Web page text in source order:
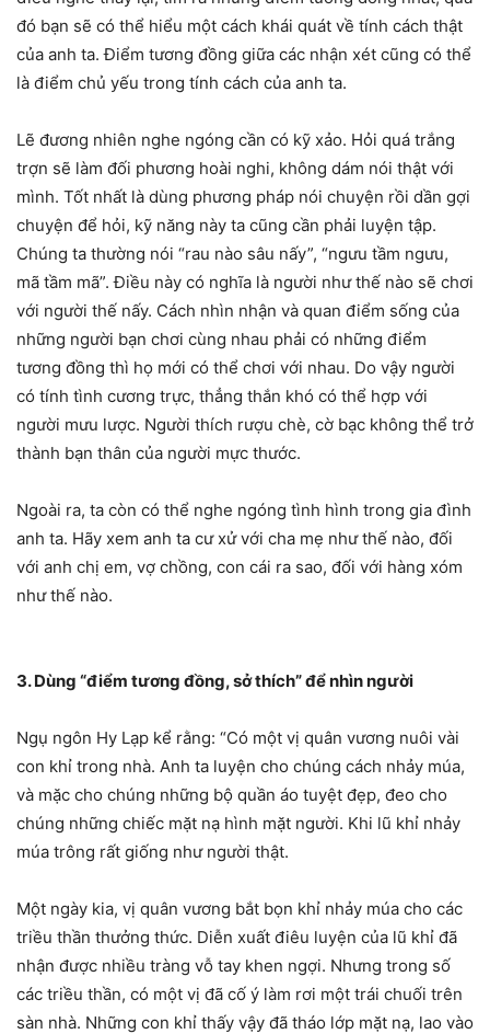
đó bạn sẽ có thể hiểu một cách khái quát về tính cách thật
của anh ta. Điểm tương đồng giữa các nhận xét cũng có thể
là điểm chủ yếu trong tính cách của anh ta.
Lẽ đương nhiên nghe ngóng cần có kỹ xảo. Hỏi quá trắng
trợn sẽ làm đối phương hoài nghi, không dám nói thật với
mình. Tốt nhất là dùng phương pháp nói chuyện rồi dần gợi
chuyện để hỏi, kỹ năng này ta cũng cần phải luyện tập.
Chúng ta thường nói “rau nào sâu nấy”, “ngưu tầm ngưu,
mã tầm mã”. Điều này có nghĩa là người như thế nào sẽ chơi
với người thế nấy. Cách nhìn nhận và quan điểm sống của
những người bạn chơi cùng nhau phải có những điểm
tương đồng thì họ mới có thể chơi với nhau. Do vậy người
có tính tình cương trực, thẳng thắn khó có thể hợp với
người mưu lược. Người thích rượu chè, cờ bạc không thể trở
thành bạn thân của người mực thước.
Ngoài ra, ta còn có thể nghe ngóng tình hình trong gia đình
anh ta. Hãy xem anh ta cư xử với cha mẹ như thế nào, đối
với anh chị em, vợ chồng, con cái ra sao, đối với hàng xóm
như thế nào.
3. Dùng “điểm tương đồng, sở thích” để nhìn người
Ngụ ngôn Hy Lạp kể rằng: “Có một vị quân vương nuôi vài
con khỉ trong nhà. Anh ta luyện cho chúng cách nhảy múa,
và mặc cho chúng những bộ quần áo tuyệt đẹp, đeo cho
chúng những chiếc mặt nạ hình mặt người. Khi lũ khỉ nhảy
múa trông rất giống như người thật.
Một ngày kia, vị quân vương bắt bọn khỉ nhảy múa cho các
triều thần thưởng thức. Diễn xuất điêu luyện của lũ khỉ đã
nhận được nhiều tràng vỗ tay khen ngợi. Nhưng trong số
các triều thần, có một vị đã cố ý làm rơi một trái chuối trên
sàn nhà. Những con khỉ thấy vậy đã tháo lớp mặt nạ, lao vào